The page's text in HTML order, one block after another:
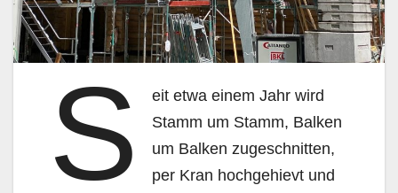
S
eit etwa einem Jahr wird
Stamm um Stamm, Balken
um Balken zugeschnitten,
per Kran hochgehievt und